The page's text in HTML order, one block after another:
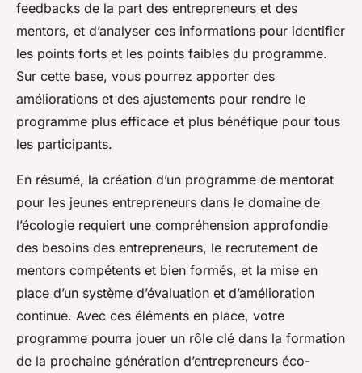
feedbacks de la part des entrepreneurs et des
mentors, et d’analyser ces informations pour identifier
les points forts et les points faibles du programme.
Sur cette base, vous pourrez apporter des
améliorations et des ajustements pour rendre le
programme plus efficace et plus bénéfique pour tous
les participants.
En résumé, la création d’un programme de mentorat
pour les jeunes entrepreneurs dans le domaine de
l’écologie requiert une compréhension approfondie
des besoins des entrepreneurs, le recrutement de
mentors compétents et bien formés, et la mise en
place d’un système d’évaluation et d’amélioration
continue. Avec ces éléments en place, votre
programme pourra jouer un rôle clé dans la formation
de la prochaine génération d’entrepreneurs éco-